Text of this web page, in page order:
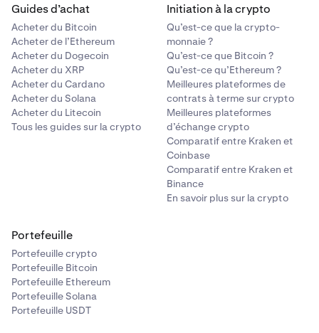
Guides d’achat
Acheter du Bitcoin
Acheter de l’Ethereum
Acheter du Dogecoin
Acheter du XRP
Acheter du Cardano
Acheter du Solana
Acheter du Litecoin
Tous les guides sur la crypto
Initiation à la crypto
Qu’est-ce que la crypto-
monnaie ?
Qu’est-ce que Bitcoin ?
Qu’est-ce qu’Ethereum ?
Meilleures plateformes de
contrats à terme sur crypto
Meilleures plateformes
d’échange crypto
Comparatif entre Kraken et
Coinbase
Comparatif entre Kraken et
Binance
En savoir plus sur la crypto
Portefeuille
Portefeuille crypto
Portefeuille Bitcoin
Portefeuille Ethereum
Portefeuille Solana
Portefeuille USDT